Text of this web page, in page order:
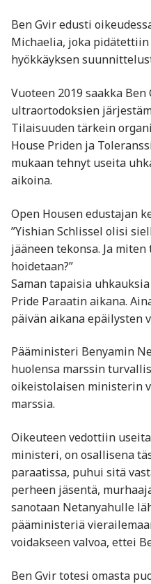
Ben Gvir edusti
Michaelia, joka
hyökkäyksen
Vuoteen 2019 saakka
ultraortodoksien
Tilaisuuden tärkein
House Priden ja
mukaan tehnyt useita
aikoina.
Open Housen edustajan
”Yishian Schlissel olisi
jääneen tekonsa. Ja
hoidetaan?”
Saman tapaisia
Pride Paraatin aikana.
päivän aikana epäilysten
Pääministeri Benyamin
huolensa marssin
oikeistolaisen ministerin
marssia.
Oikeuteen vedottiin
ministeri, on osallisena
paraatissa, puhui sitä
perheen jäsentä,
sanotaan Netanyahulle
pääministeriä
voidakseen valvoa, ettei
Ben Gvir totesi omasta